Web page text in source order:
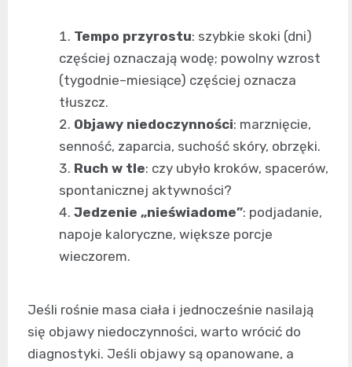
Tempo przyrostu: szybkie skoki (dni)
częściej oznaczają wodę; powolny wzrost
(tygodnie–miesiące) częściej oznacza
tłuszcz.
Objawy niedoczynności: marznięcie,
senność, zaparcia, suchość skóry, obrzęki.
Ruch w tle: czy ubyło kroków, spacerów,
spontanicznej aktywności?
Jedzenie „nieświadome”: podjadanie,
napoje kaloryczne, większe porcje
wieczorem.
Jeśli rośnie masa ciała i jednocześnie nasilają
się objawy niedoczynności, warto wrócić do
diagnostyki. Jeśli objawy są opanowane, a